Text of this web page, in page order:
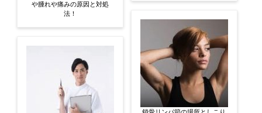
や腫れや痛みの原因と対処
法！